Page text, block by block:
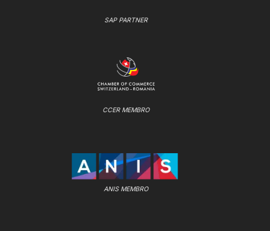
SAP PARTNER
CCER MEMBRO
ANIS MEMBRO